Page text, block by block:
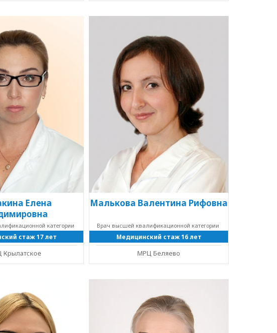
Елена
категории
стаж 17 лет
Малькова Валентина Рифовна
Врач высшей квалификационной категории
Медицинский стаж 16 лет
МРЦ Беляево